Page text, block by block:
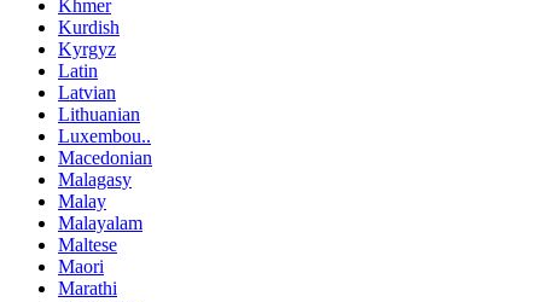
Khmer
Kurdish
Kyrgyz
Latin
Latvian
Lithuanian
Luxembou..
Macedonian
Malagasy
Malay
Malayalam
Maltese
Maori
Marathi